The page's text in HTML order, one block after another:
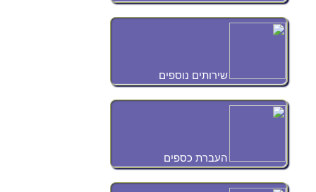
שירותים נוספים
העברת כספים